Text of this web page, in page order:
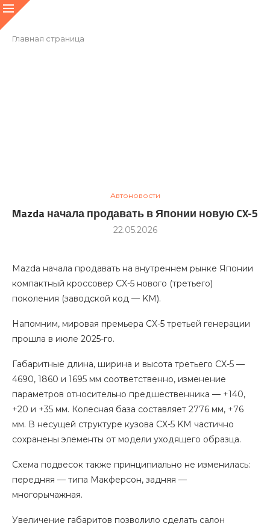
Главная страница
Автоновости
Mazda начала продавать в Японии новую CX-5
22.05.2026
Mazda начала продавать на внутреннем рынке Японии
компактный кроссовер CX-5 нового (третьего)
поколения (заводской код — KM).
Напомним, мировая премьера CX-5 третьей генерации
прошла в июле 2025-го.
Габаритные длина, ширина и высота третьего CX-5 —
4690, 1860 и 1695 мм соответственно, изменение
параметров относительно предшественника — +140,
+20 и +35 мм. Колесная база составляет 2776 мм, +76
мм. В несущей структуре кузова CX-5 KM частично
сохранены элементы от модели уходящего образца.
Схема подвесок также принципиально не изменилась:
передняя — типа Макферсон, задняя —
многорычажная.
Увеличение габаритов позволило сделать салон